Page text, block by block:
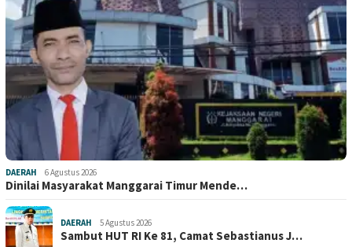
DAERAH 6 Agustus 2026
Dinilai Masyarakat Manggarai Timur Mende…
DAERAH 5 Agustus 2026
Sambut HUT RI Ke 81, Camat Sebastianus J…